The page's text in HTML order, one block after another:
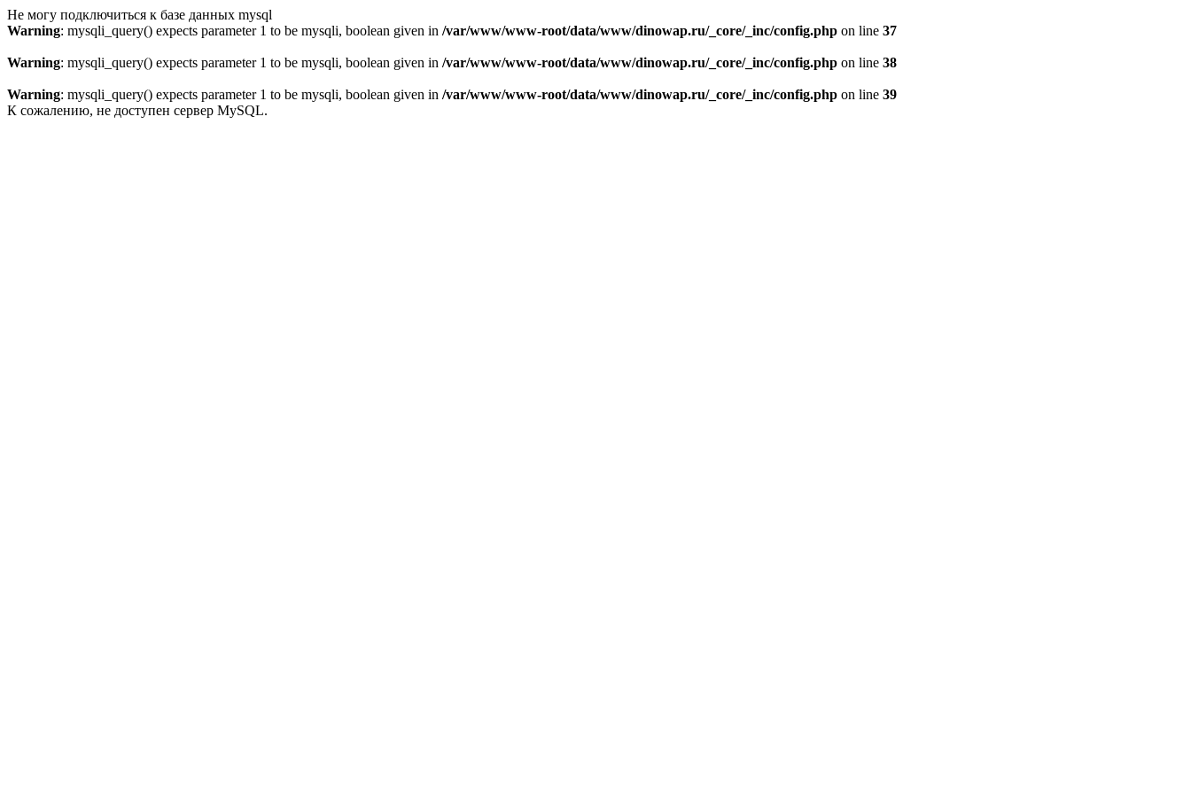
Не могу подключиться к базе данных mysql
Warning: mysqli_query() expects parameter 1 to be mysqli, boolean given in /var/www/www-root/data/www/dinowap.ru/_core/_inc/config.php on line 37
Warning: mysqli_query() expects parameter 1 to be mysqli, boolean given in /var/www/www-root/data/www/dinowap.ru/_core/_inc/config.php on line 38
Warning: mysqli_query() expects parameter 1 to be mysqli, boolean given in /var/www/www-root/data/www/dinowap.ru/_core/_inc/config.php on line 39
К сожалению, не доступен сервер MySQL.